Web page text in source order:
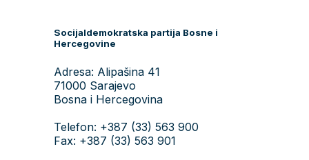
Socijaldemokratska partija Bosne i
Hercegovine
Adresa: Alipašina 41
71000 Sarajevo
Bosna i Hercegovina
Telefon: +387 (33) 563 900
Fax: +387 (33) 563 901